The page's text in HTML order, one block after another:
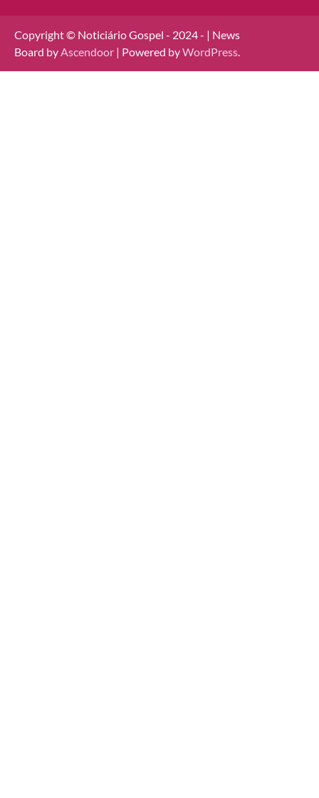
Copyright © Noticiário Gospel - 2024 - | News
Board byAscendoor | Powered byWordPress.